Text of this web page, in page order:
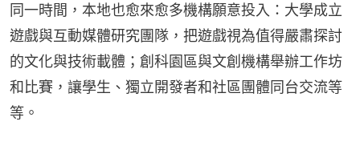
同一時間，本地也愈來愈多機構願意投入：大學成立
遊戲與互動媒體研究團隊，把遊戲視為值得嚴肅探討
的文化與技術載體；創科園區與文創機構舉辦工作坊
和比賽，讓學生、獨立開發者和社區團體同台交流等
等。